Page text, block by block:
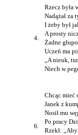
4.
Rzecz była
Nadążał za
I żeby był
A prosty
Żadne
Uczeń ma
„A nieuk,
Niech w
6.
Chcąc mieć
Janek z
Nosił mu
Po pracy
Rzekł: